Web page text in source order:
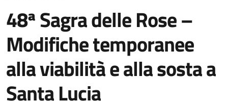
48ª Sagra delle Rose –
Modifiche temporanee
alla viabilità e alla sosta a
Santa Lucia